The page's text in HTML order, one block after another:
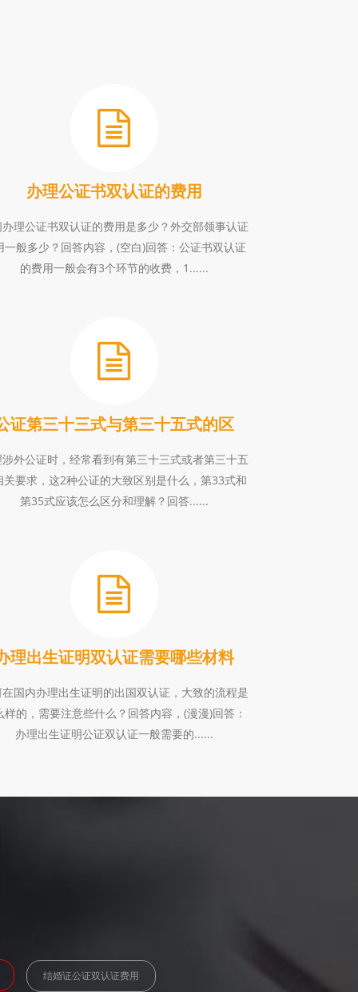
办理公证书双认证的费用
理公证书双认证的费用是多少？外交部领事认证
一般多少？回答内容，(空白)回答：公证书双认证
的费用一般会有3个环节的收费，1......
证第三十三式与第三十五式的区
外公证时，经常看到有第三十三式或者第三十五
关要求，这2种公证的大致区别是什么，第33式和
第35式应该怎么区分和理解？回答......
理出生证明双认证需要哪些材料
国内办理出生证明的出国双认证，大致的流程是
样的，需要注意些什么？回答内容，(漫漫)回答：
办理出生证明公证双认证一般需要的......
结婚证公证双认证费用